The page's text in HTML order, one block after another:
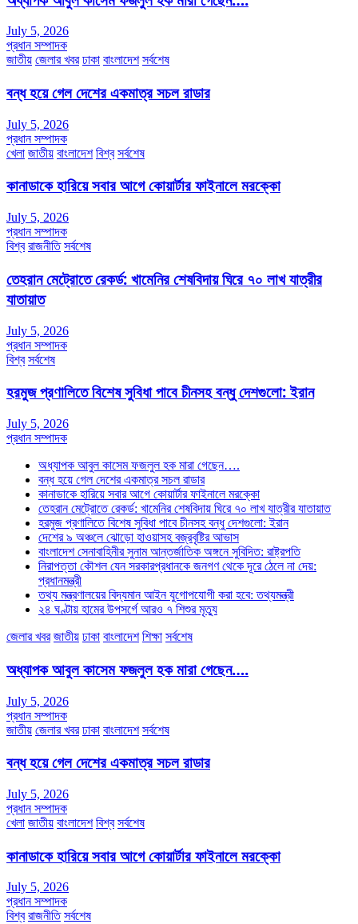
July 5, 2026
প্রধান সম্পাদক
জাতীয় জেলার খবর ঢাকা বাংলাদেশ সর্বশেষ
বন্ধ হয়ে গেল দেশের একমাত্র সচল রাডার
July 5, 2026
প্রধান সম্পাদক
খেলা জাতীয় বাংলাদেশ বিশ্ব সর্বশেষ
কানাডাকে হারিয়ে সবার আগে কোয়ার্টার ফাইনালে মরক্কো
July 5, 2026
প্রধান সম্পাদক
বিশ্ব রাজনীতি সর্বশেষ
তেহরান মেট্রোতে রেকর্ড: খামেনির শেষবিদায় ঘিরে ৭০ লাখ যাত্রীর
যাতায়াত
July 5, 2026
প্রধান সম্পাদক
বিশ্ব সর্বশেষ
হরমুজ প্রণালিতে বিশেষ সুবিধা পাবে চীনসহ বন্ধু দেশগুলো: ইরান
July 5, 2026
প্রধান সম্পাদক
অধ্যাপক আবুল কাসেম ফজলুল হক মারা গেছেন….
বন্ধ হয়ে গেল দেশের একমাত্র সচল রাডার
কানাডাকে হারিয়ে সবার আগে কোয়ার্টার ফাইনালে মরক্কো
তেহরান মেট্রোতে রেকর্ড: খামেনির শেষবিদায় ঘিরে ৭০ লাখ যাত্রীর যাতায়াত
হরমুজ প্রণালিতে বিশেষ সুবিধা পাবে চীনসহ বন্ধু দেশগুলো: ইরান
দেশের ৯ অঞ্চলে ঝোড়ো হাওয়াসহ বজ্রবৃষ্টির আভাস
বাংলাদেশ সেনাবাহিনীর সুনাম আন্তর্জাতিক অঙ্গনে সুবিদিত: রাষ্ট্রপতি
নিরাপত্তা কৌশল যেন সরকারপ্রধানকে জনগণ থেকে দূরে ঠেলে না দেয়:
প্রধানমন্ত্রী
তথ্য মন্ত্রণালয়ের বিদ্যমান আইন যুগোপযোগী করা হবে: তথ্যমন্ত্রী
২৪ ঘণ্টায় হামের উপসর্গে আরও ৭ শিশুর মৃত্যু
জেলার খবর জাতীয় ঢাকা বাংলাদেশ শিক্ষা সর্বশেষ
অধ্যাপক আবুল কাসেম ফজলুল হক মারা গেছেন….
July 5, 2026
প্রধান সম্পাদক
জাতীয় জেলার খবর ঢাকা বাংলাদেশ সর্বশেষ
বন্ধ হয়ে গেল দেশের একমাত্র সচল রাডার
July 5, 2026
প্রধান সম্পাদক
খেলা জাতীয় বাংলাদেশ বিশ্ব সর্বশেষ
কানাডাকে হারিয়ে সবার আগে কোয়ার্টার ফাইনালে মরক্কো
July 5, 2026
প্রধান সম্পাদক
বিশ্ব রাজনীতি সর্বশেষ